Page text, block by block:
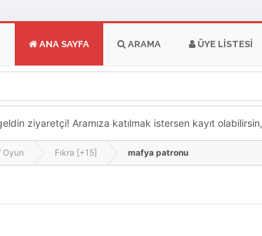
ANA SAYFA ARAMA ÜYE LISTESI
ziyaretçi! Aramıza katılmak istersen kayıt olabilirsin,
Oyun Fıkra [+15] mafya patronu